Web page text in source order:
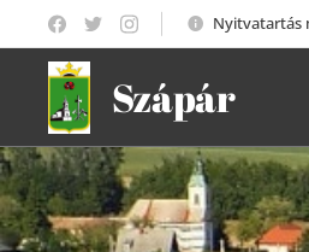
Nyitvatartás
Szápár